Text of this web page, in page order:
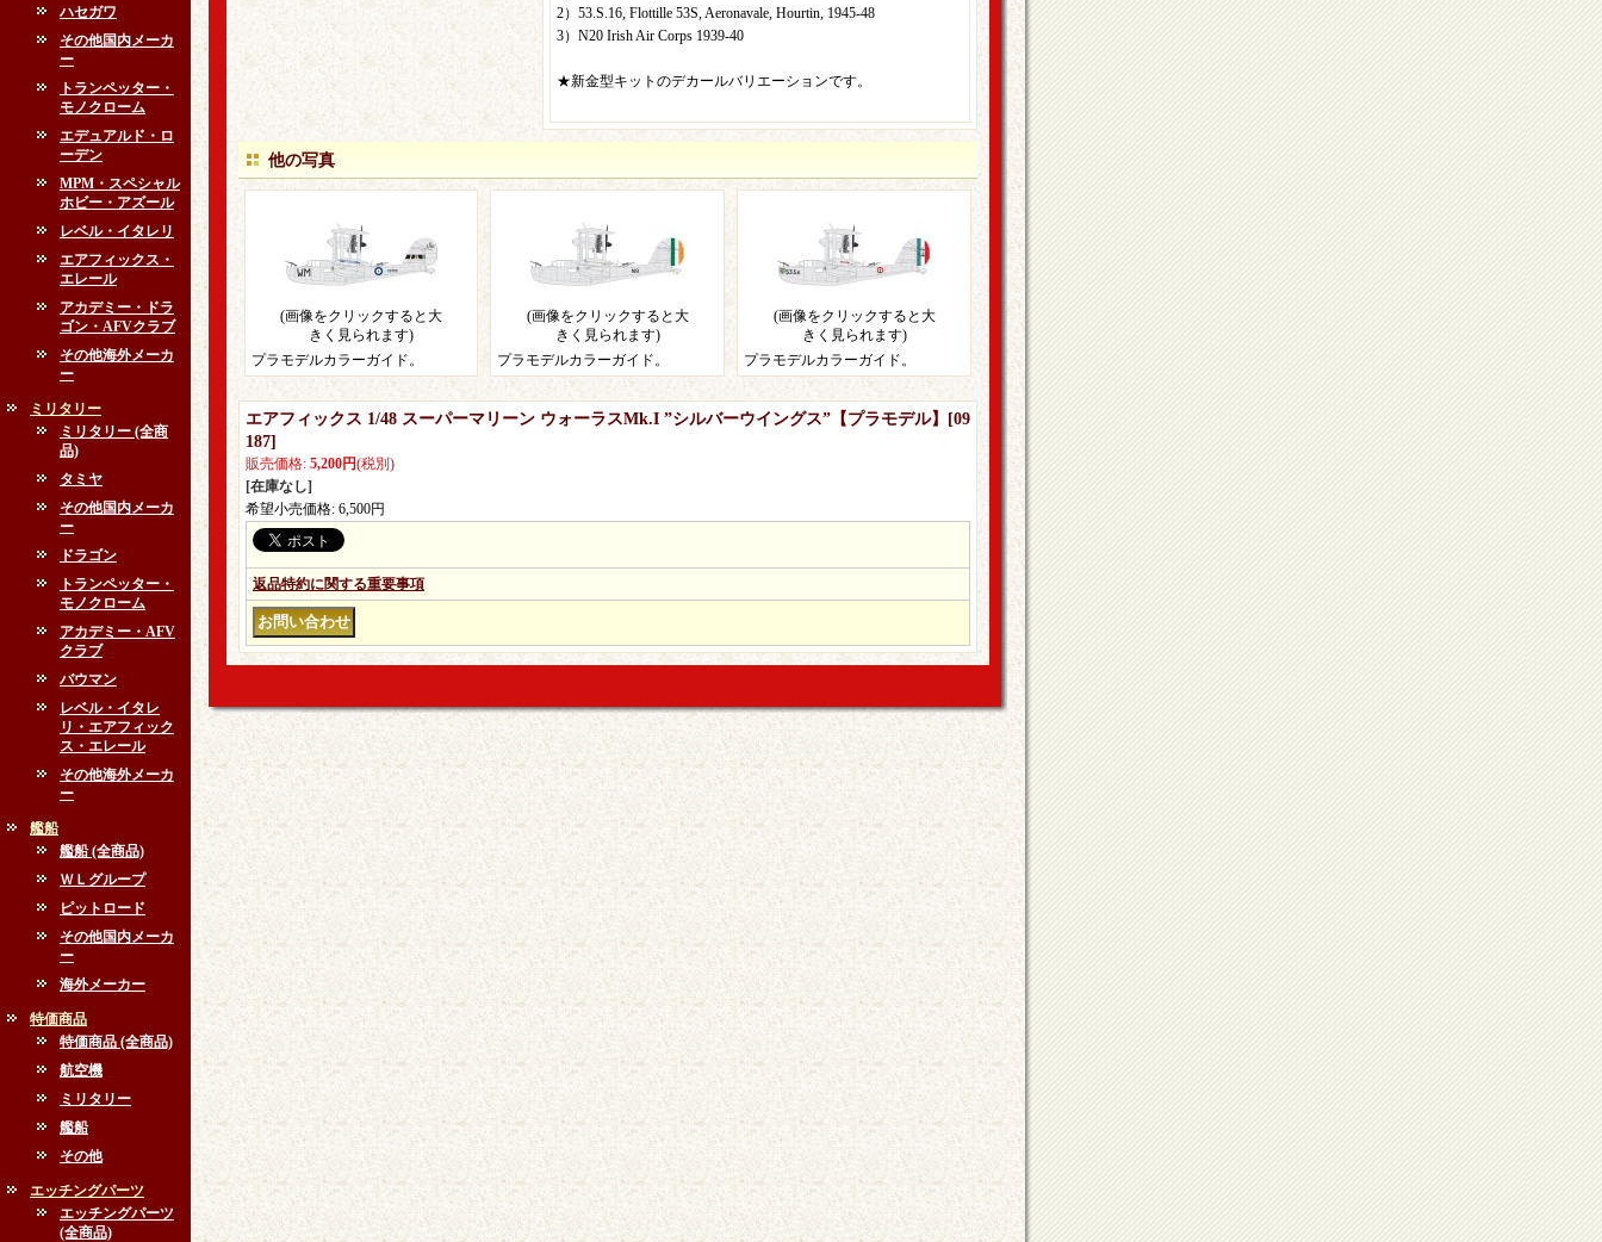
ハセガワ
その他国内メーカ
ー
トランペッター・
モノクローム
エデュアルド・ロ
ーデン
MPM・スペシャル
ホビー・アズール
レベル・イタレリ
エアフィックス・
エレール
アカデミー・ドラ
ゴン・AFVクラブ
その他海外メーカ
ー
ミリタリー
ミリタリー (全商
品)
タミヤ
その他国内メーカ
ー
ドラゴン
トランペッター・
モノクローム
アカデミー・AFV
クラブ
バウマン
レベル・イタレ
リ・エアフィック
ス・エレール
その他海外メーカ
ー
艦船
艦船 (全商品)
ＷＬグループ
ピットロード
その他国内メーカ
ー
海外メーカー
特価商品
特価商品 (全商品)
航空機
ミリタリー
艦船
その他
エッチングパーツ
エッチングパーツ
(全商品)
2）53.S.16, Flottille 53S, Aeronavale, Hourtin, 1945-48
3）N20 Irish Air Corps 1939-40
★新金型キットのデカールバリエーションです。
他の写真
(画像をクリックすると大
きく見られます)
プラモデルカラーガイド。
(画像をクリックすると大
きく見られます)
プラモデルカラーガイド。
(画像をクリックすると大
きく見られます)
プラモデルカラーガイド。
エアフィックス 1/48 スーパーマリーン ウォーラスMk.I ”シルバーウイングス”【プラモデル】 [09
187]
販売価格: 5,200円(税別)
[在庫なし]
希望小売価格: 6,500円
返品特約に関する重要事項